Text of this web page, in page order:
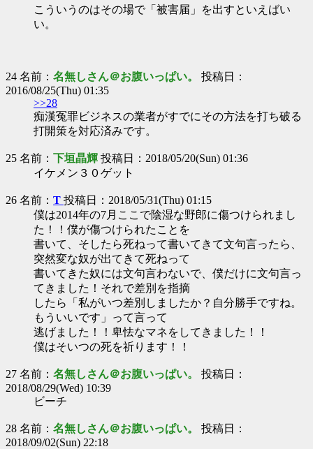
こういうのはその場で「被害届」を出すといえばい
い。
24 名前： 名無しさん＠お腹いっぱい。 投稿日：
2016/08/25(Thu) 01:35
>>28
痴漢冤罪ビジネスの業者がすでにその方法を打ち破る
打開策を対応済みです。
25 名前： 下垣晶輝 投稿日：2018/05/20(Sun) 01:36
イケメン３０ゲット
26 名前： T 投稿日：2018/05/31(Thu) 01:15
僕は2014年の7月ここで陰湿な野郎に傷つけられまし
た！！僕が傷つけられたことを
書いて、そしたら死ねって書いてきて文句言ったら、
突然変な奴が出てきて死ねって
書いてきた奴には文句言わないで、僕だけに文句言っ
てきました！それで差別を指摘
したら「私がいつ差別しましたか？自分勝手ですね。
もういいです」って言って
逃げました！！卑怯なマネをしてきました！！
僕はそいつの死を祈ります！！
27 名前： 名無しさん＠お腹いっぱい。 投稿日：
2018/08/29(Wed) 10:39
ビーチ
28 名前： 名無しさん＠お腹いっぱい。 投稿日：
2018/09/02(Sun) 22:18